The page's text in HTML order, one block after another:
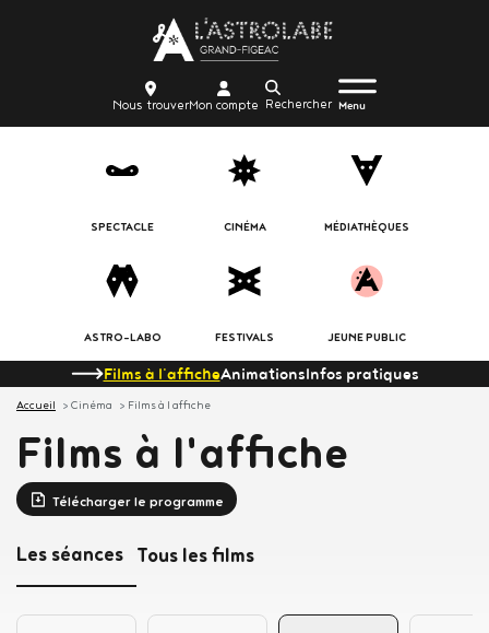
au
principal
Body
trouver
Nous trouvercompte
Mon compte
Recherche
Menu
burger
Body
icon_trigger
Menu
SPECTACLE CINÉMA MÉDIATHÈQUES
ASTRO-LABO FESTIVALS JEUNE PUBLIC
Films à l'afficheAnimationsInfos pratiques
Accueil Cinéma Films à l affiche
Films à l'affiche
Télécharger le programme
Les séances Tous les films